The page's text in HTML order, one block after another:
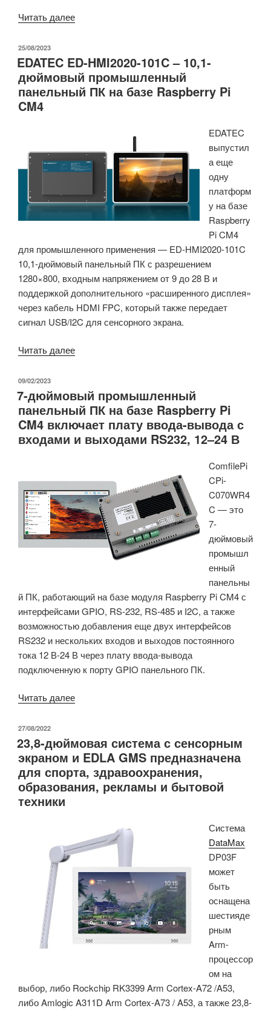
Читать далее«Промышленный
на
базе
Raspberry
LTE,
RS232
RS485,
твердотельным
M.2
NVMe»
ОПУБЛИКОВАНО
25/08/2023
EDATEC ED-HMI2020-101C – 10,1-
дюймовый промышленный
панельный ПК на базе Raspberry Pi
CM4
EDATEC
выпустил
а еще
одну
платформ
у на базе
Raspberry
Pi CM4
для промышленного применения — ED-HMI2020-101C
10,1-дюймовый панельный ПК с разрешением
1280×800, входным напряжением от 9 до 28 В и
поддержкой дополнительного «расширенного дисплея»
через кабель HDMI FPC, который также передает
сигнал USB/I2C для сенсорного экрана.
Читать далее«EDATEC
101C
–
10,1-
дюймовый
ПК
на
базе
Raspberry
Pi
ОПУБЛИКОВАНО
09/02/2023
7-дюймовый промышленный
панельный ПК на базе Raspberry Pi
CM4 включает плату ввода-вывода с
входами и выходами RS232, 12–24 В
ComfilePi
CPi-
C070WR4
C — это
7-
дюймовый
промышл
енный
панельны
й ПК, работающий на базе модуля Raspberry Pi CM4 с
интерфейсами GPIO, RS-232, RS-485 и I2C, а также
возможностью добавления еще двух интерфейсов
RS232 и нескольких входов и выходов постоянного
тока 12 В-24 В через плату ввода-вывода
подключенную к порту GPIO панельного ПК.
Читать далее«7-
панельный
ПК
на
базе
включает
плату
ввода-
вывода
с
входами
и
выходами
24
В»
ОПУБЛИКОВАНО
27/08/2022
23,8-дюймовая система с сенсорным
экраном и EDLA GMS предназначена
для спорта, здравоохранения,
образования, рекламы и бытовой
техники
Система
DataMax
DP03F
может
быть
оснащена
шестияде
рным
Arm-
процессор
ом на
выбор, либо Rockchip RK3399 Arm Cortex-A72 /A53,
либо Amlogic A311D Arm Cortex-A73 / A53, а также 23,8-